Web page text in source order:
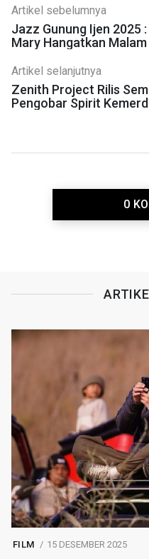
Artikel sebelumnya
Jazz Gunung Ijen 2025
Mary Hangatkan
Artikel selanjutnya
Zenith Project Rilis
Pengobar Spirit
0
FILM 15 DESEMBER 2025